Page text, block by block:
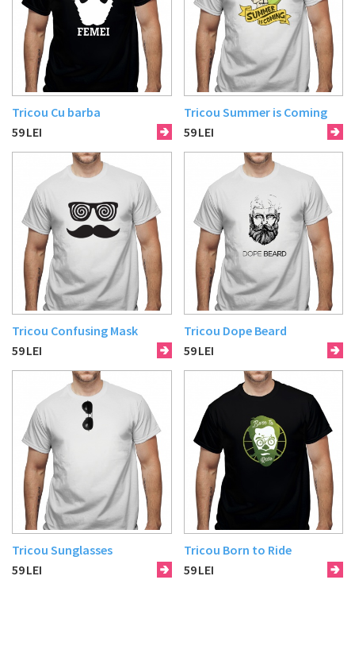
Tricou Cu barba
59LEI
Tricou Summer is Coming
59LEI
Tricou Confusing Mask
59LEI
Tricou Dope Beard
59LEI
Tricou Sunglasses
59LEI
Tricou Born to Ride
59LEI